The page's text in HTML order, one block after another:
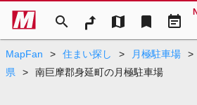
search map bookmark event_note
MapFan > 住まい探し > 月極駐車場 >
県
> 南巨摩郡身延町の月極駐車場